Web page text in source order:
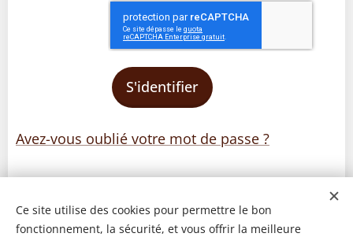
S'identifier
Avez-vous oublié votre mot de passe ?
Ce site utilise des cookies pour permettre le bon
fonctionnement, la sécurité, et vous offrir la meilleure